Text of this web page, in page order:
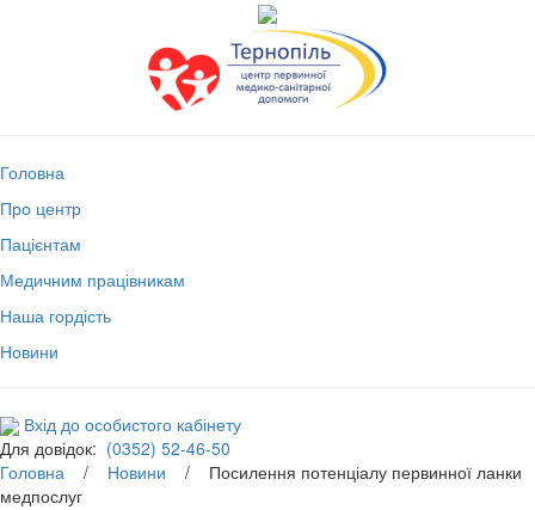
Головна
Про центр
Пацієнтам
Медичним працівникам
Наша гордість
Новини
Вхід до особистого кабінету
Для довідок: (0352) 52-46-50
Головна / Новини / Посилення потенціалу первинної ланки
медпослуг